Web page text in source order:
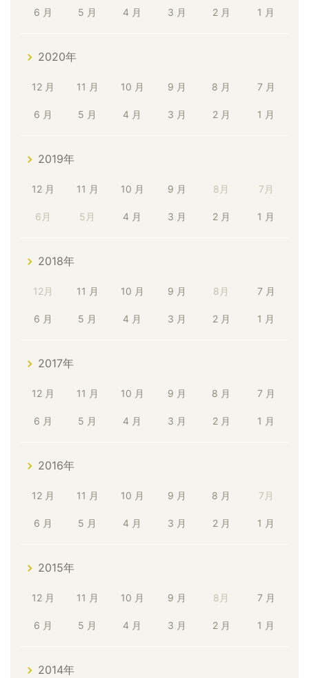
6 月 5 月 4 月 3 月 2 月 1 月
2020年
12 月 11 月 10 月 9 月 8 月 7 月
6 月 5 月 4 月 3 月 2 月 1 月
2019年
12 月 11 月 10 月 9 月 8月 7月
6月 5月 4 月 3 月 2 月 1 月
2018年
12月 11 月 10 月 9 月 8月 7 月
6 月 5 月 4 月 3 月 2 月 1 月
2017年
12 月 11 月 10 月 9 月 8 月 7 月
6 月 5 月 4 月 3 月 2 月 1 月
2016年
12 月 11 月 10 月 9 月 8 月 7月
6 月 5 月 4 月 3 月 2 月 1 月
2015年
12 月 11 月 10 月 9 月 8月 7 月
6 月 5 月 4 月 3 月 2 月 1 月
2014年